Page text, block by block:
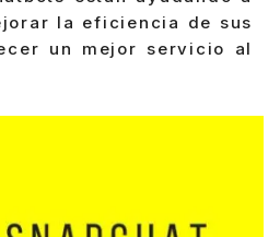
la eficiencia de sus
un mejor servicio al